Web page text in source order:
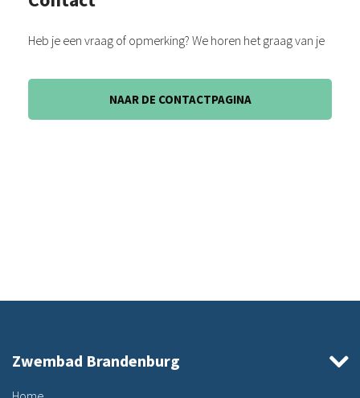
Heb je een vraag of opmerking? We horen het graag van je
NAAR DE CONTACTPAGINA
Zwembad Brandenburg